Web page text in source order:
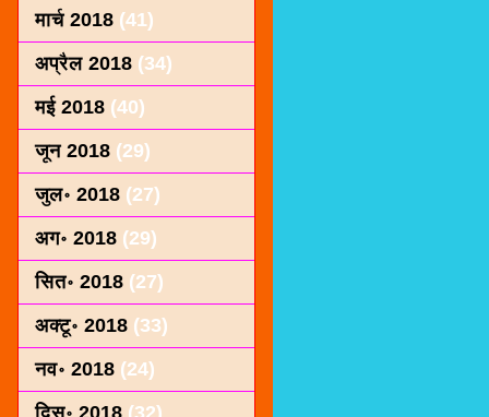
मार्च 2018 (41)
अप्रैल 2018 (34)
मई 2018 (40)
जून 2018 (29)
जुल॰ 2018 (27)
अग॰ 2018 (29)
सित॰ 2018 (27)
अक्टू॰ 2018 (33)
नव॰ 2018 (24)